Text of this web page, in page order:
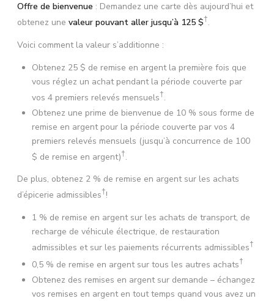
Offre de bienvenue : Demandez une carte dès aujourd’hui et
obtenez une valeur pouvant aller jusqu’à 125 $†.
Voici comment la valeur s’additionne :
Obtenez 25 $ de remise en argent la première fois que
vous réglez un achat pendant la période couverte par
vos 4 premiers relevés mensuels†.
Obtenez une prime de bienvenue de 10 % sous forme de
remise en argent pour la période couverte par vos 4
premiers relevés mensuels (jusqu’à concurrence de 100
$ de remise en argent)†.
De plus, obtenez 2 % de remise en argent sur les achats
d’épicerie admissibles†!
1 % de remise en argent sur les achats de transport, de
recharge de véhicule électrique, de restauration
admissibles et sur les paiements récurrents admissibles†
0,5 % de remise en argent sur tous les autres achats†
Obtenez des remises en argent sur demande – échangez
vos remises en argent en tout temps quand vous avez un